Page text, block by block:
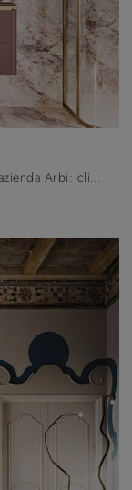
mobili bagno sospesi in laccato opaco dell'azienda Arbi: clicca e scopri l'arredo bagno design Almond 05 per il tuo bagno.